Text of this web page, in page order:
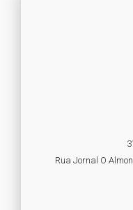
Rua Jornal O